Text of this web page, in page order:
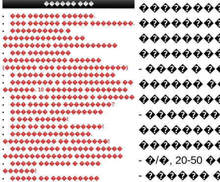
������ ���
���������������
��� ������ ������.
��� ������ ����� ��������.
���������� �
������������� ��
��������� ������������
��� ��������
������������ ������
(������ ��� �������������)
� ����� �������������
�������� � ����������� ��
������. 10 ������� ��������
����� �� ������� � �������
��� ���� �� ���������?
������� ����������
� ��� ������!
��� �� ��� �� ������!
���������������.
���������� �� �������!
��� ������ ������ �����
������������� ���������
����� ������ � ����
������!
����� �� ���������
- ���� �
������
-
- �/�, 20-50
- ������